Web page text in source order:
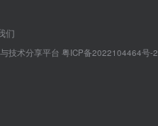
们
技术分享平台 粤ICP备2022104464号-2